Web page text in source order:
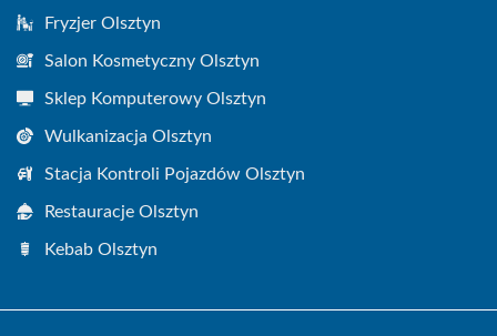
Fryzjer Olsztyn
Salon Kosmetyczny Olsztyn
Sklep Komputerowy Olsztyn
Wulkanizacja Olsztyn
Stacja Kontroli Pojazdów Olsztyn
Restauracje Olsztyn
Kebab Olsztyn